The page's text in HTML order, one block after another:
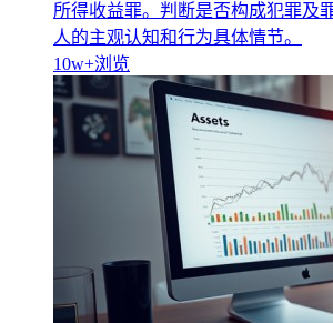
所得收益罪。判断是否构成犯罪及
人的主观认知和行为具体情节。
10w+浏览